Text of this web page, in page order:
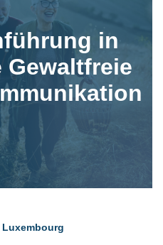
in
Gewaltfreie
Luxembourg